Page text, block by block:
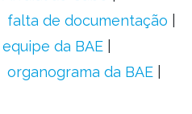
falta de documentação
equipe da BAE
organograma da BAE